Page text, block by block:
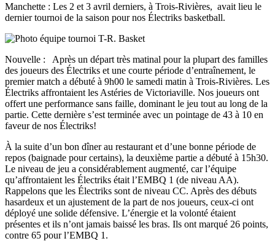
Manchette : Les 2 et 3 avril derniers, à Trois-Rivières, avait lieu le
dernier tournoi de la saison pour nos Électriks basketball.
Nouvelle : Après un départ très matinal pour la plupart des familles
des joueurs des Électriks et une courte période d’entraînement, le
premier match a débuté à 9h00 le samedi matin à Trois-Rivières. Les
Électriks affrontaient les Astéries de Victoriaville. Nos joueurs ont
offert une performance sans faille, dominant le jeu tout au long de la
partie. Cette dernière s’est terminée avec un pointage de 43 à 10 en
faveur de nos Électriks!
À la suite d’un bon dîner au restaurant et d’une bonne période de
repos (baignade pour certains), la deuxième partie a débuté à 15h30.
Le niveau de jeu a considérablement augmenté, car l’équipe
qu’affrontaient les Électriks était l’EMBQ 1 (de niveau AA).
Rappelons que les Électriks sont de niveau CC. Après des débuts
hasardeux et un ajustement de la part de nos joueurs, ceux-ci ont
déployé une solide défensive. L’énergie et la volonté étaient
présentes et ils n’ont jamais baissé les bras. Ils ont marqué 26 points,
contre 65 pour l’EMBQ 1.